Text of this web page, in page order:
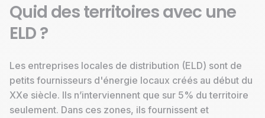
Quid des territoires avec une
ELD ?
Les entreprises locales de distribution (ELD) sont de
petits fournisseurs d'énergie locaux créés au début du
XXe siècle. Ils n’interviennent que sur 5% du territoire
seulement. Dans ces zones, ils fournissent et